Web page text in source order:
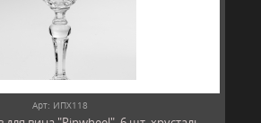
Арт: ИПХ118